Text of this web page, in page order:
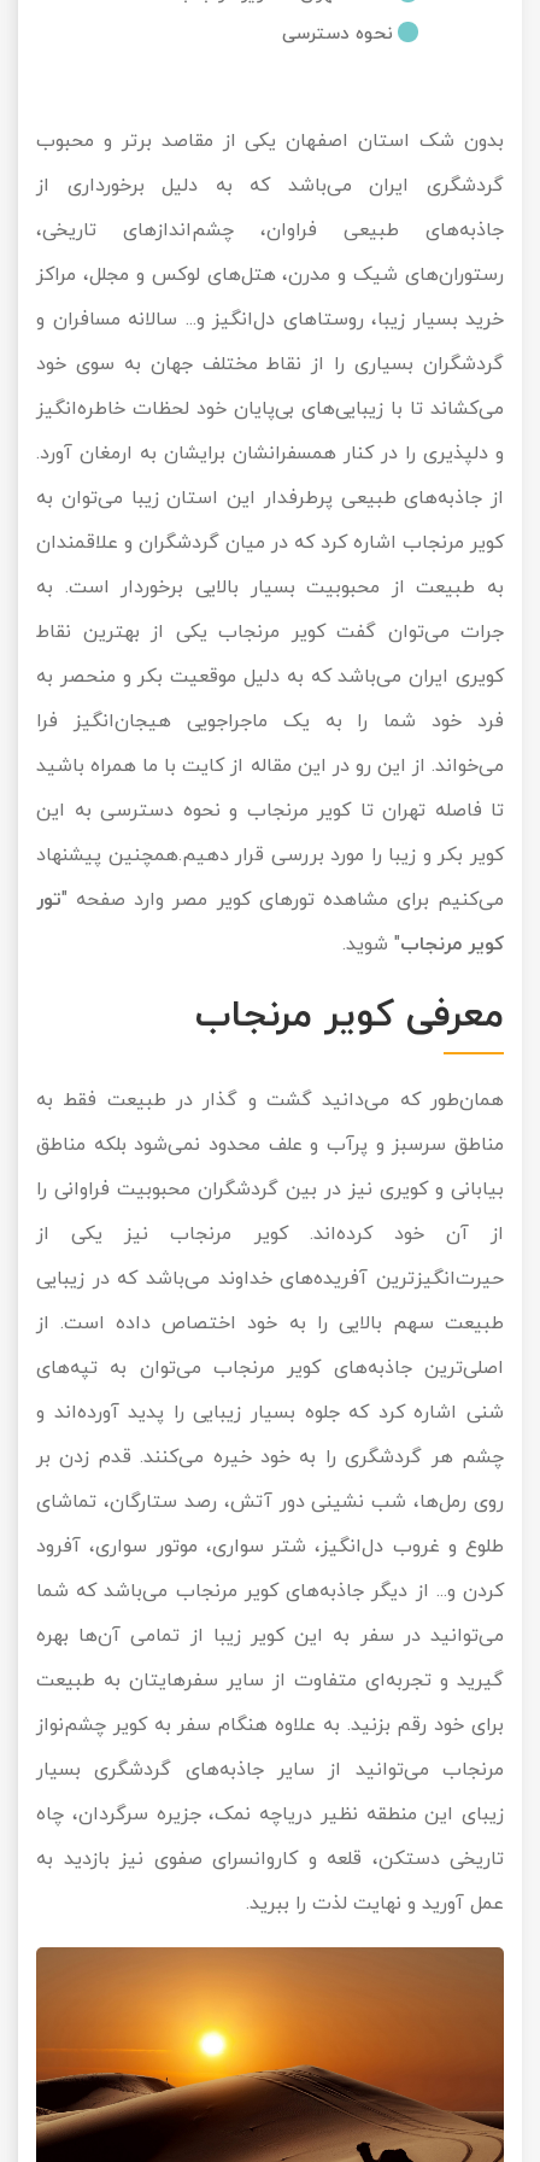
نحوه دسترسی
بدون شک استان اصفهان یکی از مقاصد برتر و محبوب
گردشگری ایران می‌باشد که به دلیل برخورداری از
جاذبه‌های طبیعی فراوان، چشم‌اندازهای تاریخی،
رستوران‌های شیک و مدرن، هتل‌های لوکس و مجلل، مراکز
خرید بسیار زیبا، روستاهای دل‌انگیز و... سالانه مسافران و
گردشگران بسیاری را از نقاط مختلف جهان به سوی خود
می‌کشاند تا با زیبایی‌های بی‌پایان خود لحظات خاطره‌انگیز
و دلپذیری را در کنار همسفرانشان برایشان به ارمغان ‌آورد.
از جاذبه‌های طبیعی پرطرفدار این استان زیبا می‌توان به
کویر مرنجاب اشاره کرد که در میان گردشگران و علاقمندان
به طبیعت از محبوبیت بسیار بالایی برخوردار است. به
جرات می‌توان گفت کویر مرنجاب یکی از بهترین نقاط
کویری ایران می‌باشد که به دلیل موقعیت بکر و منحصر به
فرد خود شما را به یک ماجراجویی هیجان‌انگیز فرا
می‌خواند. از این رو در این مقاله از کایت با ما همراه باشید
تا فاصله تهران تا کویر مرنجاب و نحوه دسترسی به این
کویر بکر و زیبا را مورد بررسی قرار دهیم.همچنین پیشنهاد
می‌کنیم برای مشاهده تورهای کویر مصر وارد صفحه "تور
کویر مرنجاب" شوید.
معرفی کویر مرنجاب
همان‌طور که می‌دانید گشت و گذار در طبیعت فقط به
مناطق سرسبز و پرآب و علف محدود نمی‌شود بلکه مناطق
بیابانی و کویری نیز در بین گردشگران محبوبیت فراوانی را
از آن خود کرده‌اند. کویر مرنجاب نیز یکی از
حیرت‌انگیزترین آفریده‌های خداوند می‌باشد که در زیبایی
طبیعت سهم بالایی را به خود اختصاص داده است. از
اصلی‌ترین جاذبه‌های کویر مرنجاب می‌توان به تپه‌های
شنی اشاره کرد که جلوه بسیار زیبایی را پدید آورده‌اند و
چشم هر گردشگری را به خود خیره می‌کنند. قدم زدن بر
روی رمل‌ها، شب نشینی دور آتش، رصد ستارگان، تماشای
طلوع و غروب دل‌انگیز، شتر سواری، موتور سواری، آفرود
کردن و... از دیگر جاذبه‌های کویر مرنجاب می‌باشد که شما
می‌توانید در سفر به این کویر زیبا از تمامی آن‌ها بهره
گیرید و تجربه‌ای متفاوت از سایر سفرهایتان به طبیعت
برای خود رقم بزنید. به علاوه هنگام سفر به کویر چشم‌نواز
مرنجاب می‌توانید از سایر جاذبه‌های گردشگری بسیار
زیبای این منطقه نظیر دریاچه نمک، جزیره سرگردان، چاه
تاریخی دستکن، قلعه و کاروانسرای صفوی نیز بازدید به
عمل آورید و نهایت لذت را ببرید.
تور کویر مرنجاب
تور کویر مصر
تور کویر ابوزیدآباد
تور ماسوله
تور مرداب سراوان
تور سوباتان
تور چابهار
تور کاشان
تور ترکمن صحرا
تور آفرود
تور کیش از ساری
اقساطی
تور سنگاپور اقساطی
تور زیارتی اقساطی